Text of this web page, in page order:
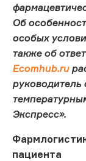
Об
особых
также об
Ecomhub.ru
руководитель
Экспресс».
пациента